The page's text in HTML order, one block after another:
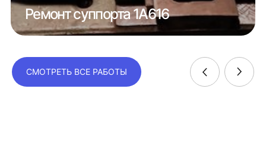
Ремонт суппорта 1А616
СМОТРЕТЬ ВСЕ РАБОТЫ